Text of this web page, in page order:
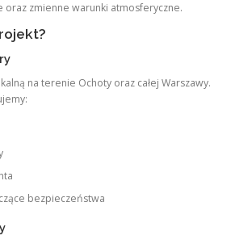
oraz zmienne warunki atmosferyczne.
na terenie Ochoty oraz całej Warszawy.
bezpieczeństwa